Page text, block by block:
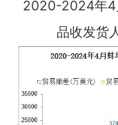
2020-2024年4
品收发货